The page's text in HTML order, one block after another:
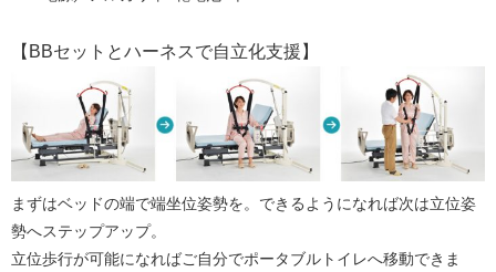
【BBセットとハーネスで自立化支援】
まずはベッドの端で端坐位姿勢を。できるようになれば次は立位姿
勢へステップアップ。
立位歩行が可能になればご自分でポータブルトイレへ移動できま